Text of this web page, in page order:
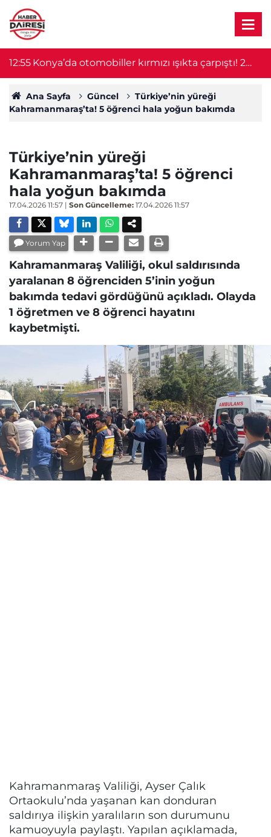
12:55 Konya’da otomobiller kırmızı ışıkta çarpıştı! 2
kişi yaralandı
Ana Sayfa Güncel
Türkiye’nin yüreği
Kahramanmaraş’ta! 5 öğrenci hala yoğun bakımda
Türkiye’nin yüreği
Kahramanmaraş’ta! 5 öğrenci
hala yoğun bakımda
17.04.2026 11:57 | Son Güncelleme: 17.04.2026 11:57
Yorum Yap
Kahramanmaraş Valiliği, okul saldırısında
yaralanan 8 öğrenciden 5’inin yoğun
bakımda tedavi gördüğünü açıkladı. Olayda
1 öğretmen ve 8 öğrenci hayatını
kaybetmişti.
Kahramanmaraş Valiliği, Ayser Çalık
Ortaokulu’nda yaşanan kan donduran
saldırıya ilişkin yaralıların son durumunu
kamuoyuyla paylaştı. Yapılan açıklamada,